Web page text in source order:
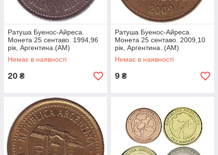
Ратуша Буенос-Айреса.
Монета 25 сентаво. 1994,96
рік, Аргентина.(АМ)
Немає в наявності
20 ₴
Ратуша Буенос-Айреса.
Монета 25 сентаво. 2009,10
рік, Аргентина..(АМ)
Немає в наявності
9 ₴